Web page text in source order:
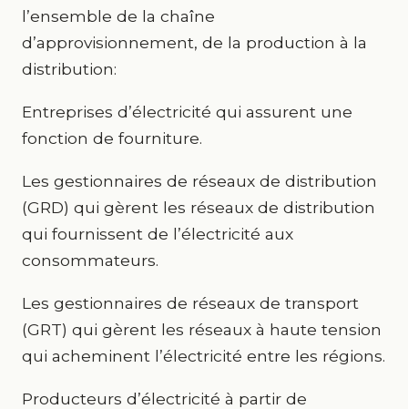
l’ensemble de la chaîne
d’approvisionnement, de la production à la
distribution:
Entreprises d’électricité qui assurent une
fonction de fourniture.
Les gestionnaires de réseaux de distribution
(GRD) qui gèrent les réseaux de distribution
qui fournissent de l’électricité aux
consommateurs.
Les gestionnaires de réseaux de transport
(GRT) qui gèrent les réseaux à haute tension
qui acheminent l’électricité entre les régions.
Producteurs d’électricité à partir de